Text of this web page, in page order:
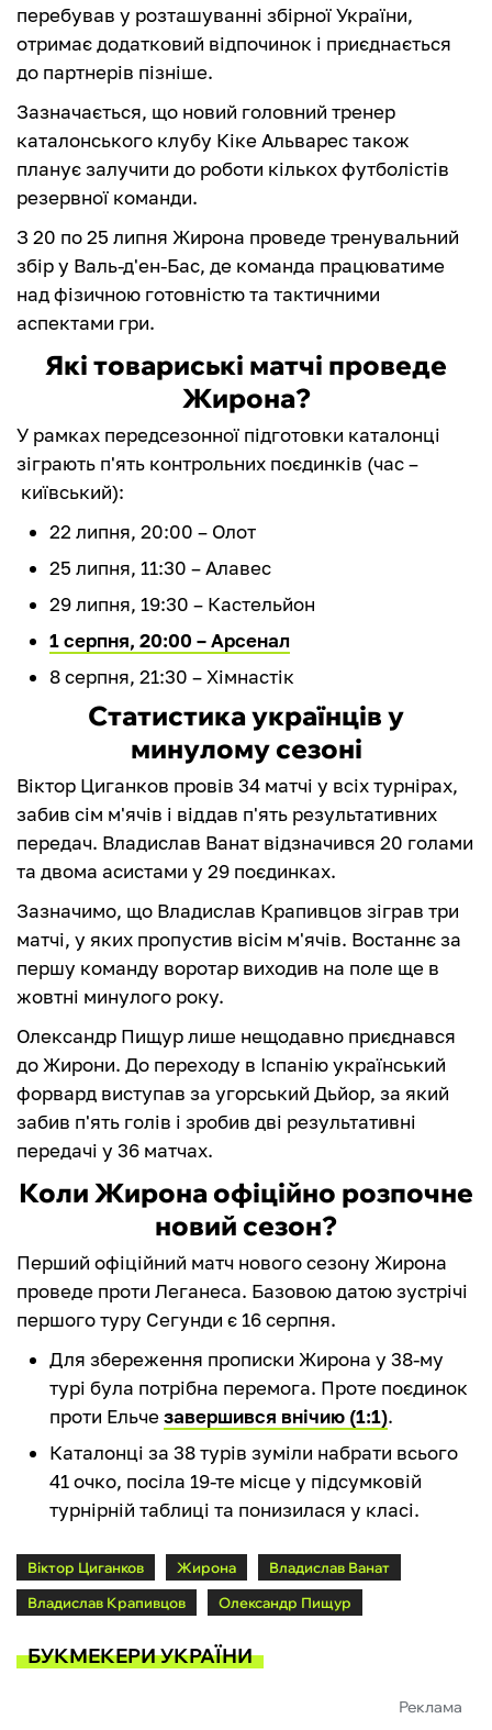
перебував у розташуванні збірної України,
отримає додатковий відпочинок і приєднається
до партнерів пізніше.
Зазначається, що новий головний тренер
каталонського клубу Кіке Альварес також
планує залучити до роботи кількох футболістів
резервної команди.
З 20 по 25 липня Жирона проведе тренувальний
збір у Валь-д'ен-Бас, де команда працюватиме
над фізичною готовністю та тактичними
аспектами гри.
Які товариські матчі проведе
Жирона?
У рамках передсезонної підготовки каталонці
зіграють п'ять контрольних поєдинків (час –
київський):
22 липня, 20:00 – Олот
25 липня, 11:30 – Алавес
29 липня, 19:30 – Кастельйон
1 серпня, 20:00 – Арсенал
8 серпня, 21:30 – Хімнастік
Статистика українців у
минулому сезоні
Віктор Циганков провів 34 матчі у всіх турнірах,
забив сім м'ячів і віддав п'ять результативних
передач. Владислав Ванат відзначився 20 голами
та двома асистами у 29 поєдинках.
Зазначимо, що Владислав Крапивцов зіграв три
матчі, у яких пропустив вісім м'ячів. Востаннє за
першу команду воротар виходив на поле ще в
жовтні минулого року.
Олександр Пищур лише нещодавно приєднався
до Жирони. До переходу в Іспанію український
форвард виступав за угорський Дьйор, за який
забив п'ять голів і зробив дві результативні
передачі у 36 матчах.
Коли Жирона офіційно розпочне
новий сезон?
Перший офіційний матч нового сезону Жирона
проведе проти Леганеса. Базовою датою зустрічі
першого туру Сегунди є 16 серпня.
Для збереження прописки Жирона у 38-му
турі була потрібна перемога. Проте поєдинок
проти Ельче завершився внічию (1:1).
Каталонці за 38 турів зуміли набрати всього
41 очко, посіла 19-те місце у підсумковій
турнірній таблиці та понизилася у класі.
Віктор Циганков Жирона
Владислав Ванат
Владислав Крапивцов
Олександр Пищур
БУКМЕКЕРИ УКРАЇНИ
Реклама